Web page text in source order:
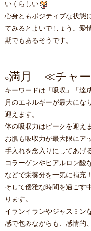
いくらしい
心身ともポジティブな状態
てみるとよいでしょう。愛
期でもあるそうです。
○満月 ≪チャ
キーワードは「吸収」「達
月のエネルギーが最大にな
迎えます。
体の吸収力はピークを迎え
お肌も吸収力が最大限にア
手入れを念入りにしてあげ
コラーゲンやヒアルロン酸
などで栄養分を一気に補充！
そして優雅な時間を過ごす
ります。
イランイランやジャスミン
感で包みながらも、感情的